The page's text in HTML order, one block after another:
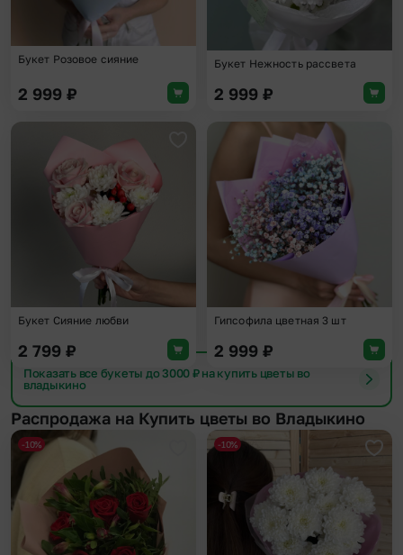
Букет Розовое сияние
2 999 ₽
Букет Нежность рассвета
2 999 ₽
Добавить в избранное
Букет Сияние любви
2 799 ₽
Гипсофила цветная 3 шт
2 999 ₽
Показать все букеты до 3000 ₽ на купить цветы во
владыкино
Распродажа на Купить цветы во Владыкино
Добавить в избранное
-10% -10%